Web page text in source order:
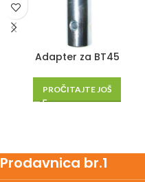
Adapter za BT45
PROČITAJTE JOŠ
Prodavnica br.1